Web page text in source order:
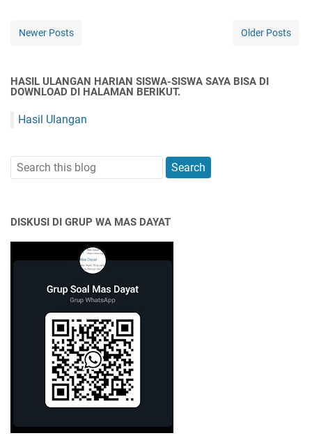
Newer Posts Older Posts
HASIL ULANGAN HARIAN SISWA-SISWA SAYA BISA DI
DOWNLOAD DI HALAMAN BERIKUT.
Hasil Ulangan
DISKUSI DI GRUP WA MAS DAYAT